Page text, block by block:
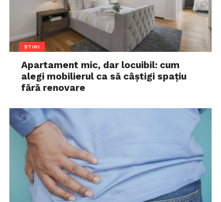
ȘTIRI
Apartament mic, dar locuibil: cum
alegi mobilierul ca să câștigi spațiu
fără renovare